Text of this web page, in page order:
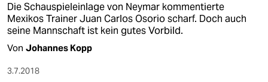
Die Schauspieleinlage von Neymar kommentierte
Mexikos Trainer Juan Carlos Osorio scharf. Doch auch
seine Mannschaft ist kein gutes Vorbild.
Von Johannes Kopp
3.7.2018